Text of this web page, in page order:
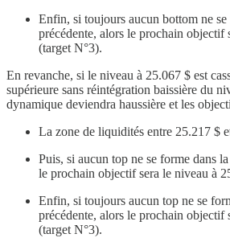
Enfin, si toujours aucun bottom ne
précédente, alors le prochain objectif
(target N°3).
En revanche, si le niveau à 25.067 $ est
supérieure sans réintégration baissière du
dynamique deviendra haussière et les
La zone de liquidités entre 25.217 $
Puis, si aucun top ne se forme dans
le prochain objectif sera le niveau à
Enfin, si toujours aucun top ne se
précédente, alors le prochain objectif
(target N°3).